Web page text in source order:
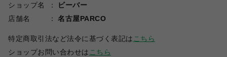
ショップ名
ビーバー
店舗名
名古屋PARCO
特定商取引法など法令に基づく表記は こちら
ショップお問い合わせは こちら